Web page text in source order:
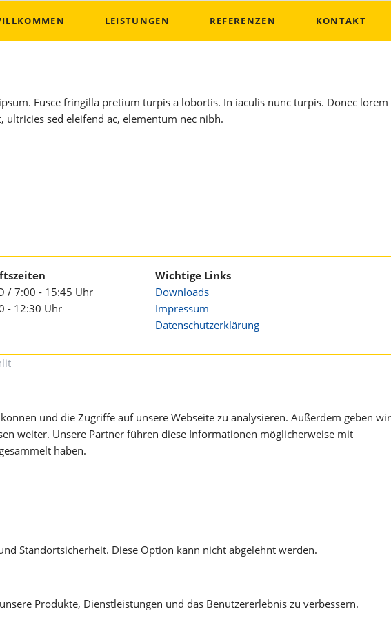
LEISTUNGEN REFERENZEN KONTAKT
Fusce fringilla pretium turpis a lobortis. In iaculis nunc turpis. Donec lorem
sed eleifend ac, elementum nec nibh.
/ 7:00 - 15:45 Uhr
- 12:30 Uhr
Wichtige Links
Downloads
Impressum
Datenschutzerklärung
und die Zugriffe auf unsere Webseite zu analysieren. Außerdem geben wir
weiter. Unsere Partner führen diese Informationen möglicherweise mit
haben.
Standortsicherheit. Diese Option kann nicht abgelehnt werden.
Produkte, Dienstleistungen und das Benutzererlebnis zu verbessern.